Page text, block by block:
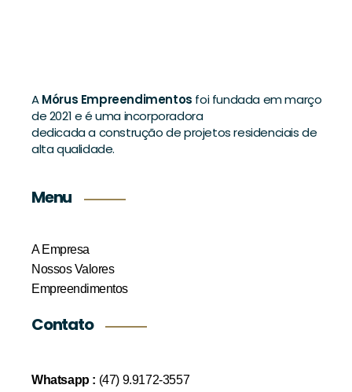
AMórus Empreendimentos foi fundada em março
de 2021 e é uma incorporadora
dedicada a construção de projetos residenciais de
alta qualidade.
Menu
A Empresa
Nossos Valores
Empreendimentos
Contato
Whatsapp : (47) 9.9172-3557